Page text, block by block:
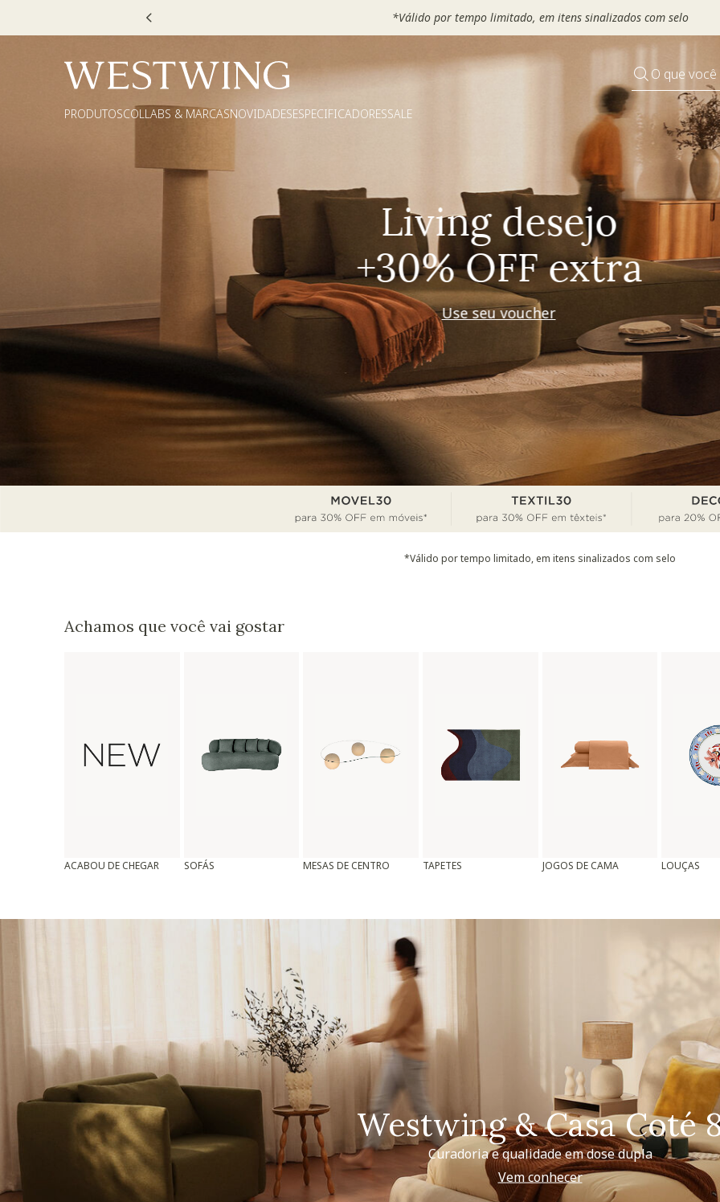
Escolha seu VOUCHER e ganhe até 30% OFF*: useMOVEL30, TEXTIL30 OU
O que
PRODUTOSCOLLABS & MARCASNOVIDADESESPECIFICADORESSALE
Pequenos rituais
Grandes mudanças
Decorar
*Válido por tempo limitado, em itens sinalizados com selo
Achamos que você vai gostar
ACABOU DE CHEGAR SOFÁS MESAS DE CENTRO TAPETES JOGOS DE CAMA LOUÇAS
Westwing & Casa Coté
Curadoria e qualidade em dose dupla
Vem conhecer